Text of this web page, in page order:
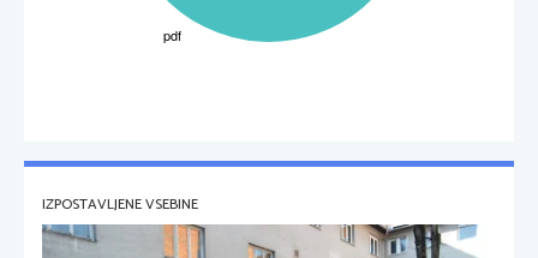
IZPOSTAVLJENE VSEBINE